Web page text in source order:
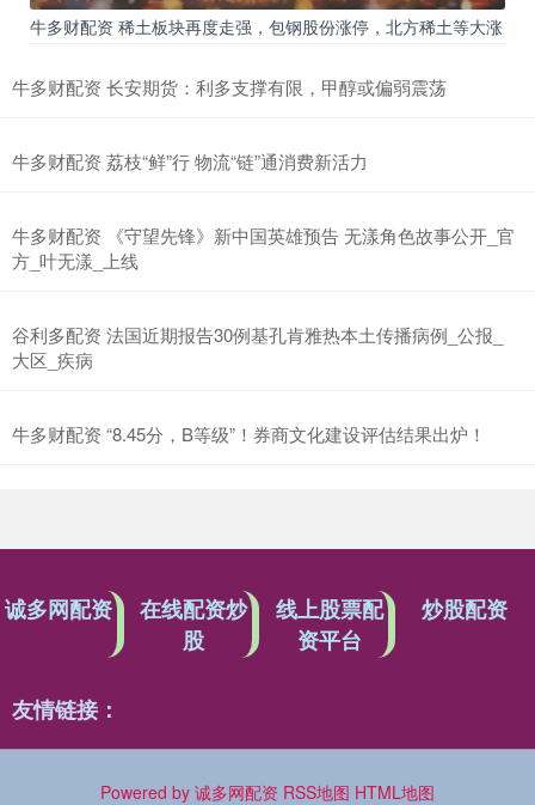
牛多财配资 稀土板块再度走强，包钢股份涨停，北方稀土等大涨
牛多财配资 长安期货：利多支撑有限，甲醇或偏弱震荡
牛多财配资 荔枝“鲜”行 物流“链”通消费新活力
牛多财配资 《守望先锋》新中国英雄预告 无漾角色故事公开_官
方_叶无漾_上线
谷利多配资 法国近期报告30例基孔肯雅热本土传播病例_公报_
大区_疾病
牛多财配资 “8.45分，B等级”！券商文化建设评估结果出炉！
诚多网配资
在线配资炒
股
线上股票配
资平台
炒股配资
友情链接：
Powered by 诚多网配资 RSS地图 HTML地图